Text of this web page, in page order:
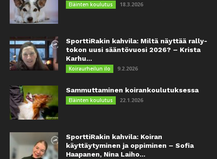
Eläinten koulutus 18.3.2026
SporttiRakin kahvila: Miltä näyttää rally-
tokon uusi sääntövuosi 2026? – Krista
Karhu...
Koiraurheilun ilo 9.2.2026
Sammuttaminen koirankoulutuksessa
Eläinten koulutus 22.1.2026
SporttiRakin kahvila: Koiran
käyttäytyminen ja oppiminen – Sofia
Haapanen, Nina Laiho...